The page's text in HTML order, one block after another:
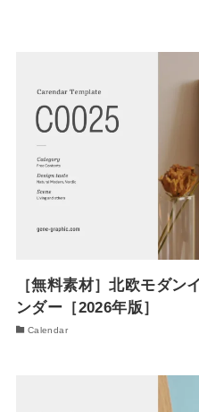
［無料素材］北欧モダン
ンダー［2026年版］
Calendar